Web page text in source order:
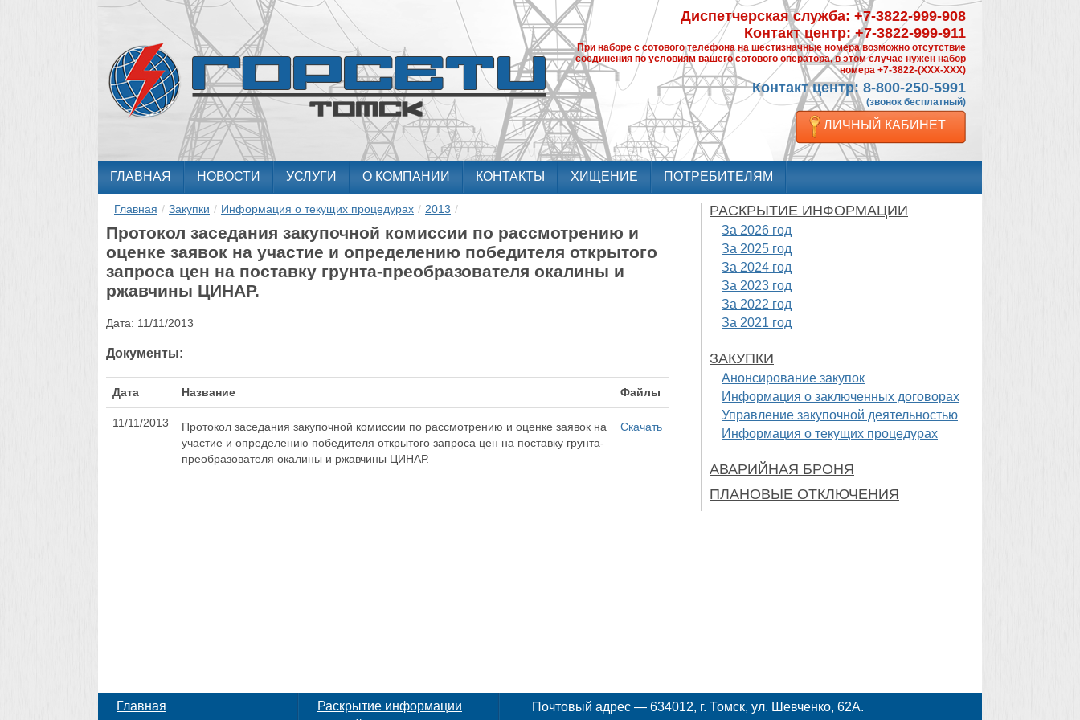
Диспетчерская служба: +7-3822-999-908
Контакт центр: +7-3822-999-911
При наборе с сотового телефона на шестизначные номера возможно отсутствие
соединения по условиям вашего сотового оператора, в этом случае нужен набор
номера +7-3822-(XXX-XXX)
Контакт центр: 8-800-250-5991
(звонок бесплатный)
ЛИЧНЫЙ КАБИНЕТ
ГЛАВНАЯ НОВОСТИ УСЛУГИ О КОМПАНИИ КОНТАКТЫ ХИЩЕНИЕ ПОТРЕБИТЕЛЯМ
Главная / Закупки / Информация о текущих процедурах / 2013 /
Протокол заседания закупочной комиссии по рассмотрению и
оценке заявок на участие и определению победителя открытого
запроса цен на поставку грунта-преобразователя окалины и
ржавчины ЦИНАР.
Дата: 11/11/2013
Документы:
Дата Название Файлы
11/11/2013
Протокол заседания закупочной комиссии по рассмотрению и оценке заявок на
участие и определению победителя открытого запроса цен на поставку грунта-
преобразователя окалины и ржавчины ЦИНАР.
Скачать
РАСКРЫТИЕ ИНФОРМАЦИИ
За 2026 год
За 2025 год
За 2024 год
За 2023 год
За 2022 год
За 2021 год
ЗАКУПКИ
Анонсирование закупок
Информация о заключенных договорах
Управление закупочной деятельностью
Информация о текущих процедурах
АВАРИЙНАЯ БРОНЯ
ПЛАНОВЫЕ ОТКЛЮЧЕНИЯ
Главная
Раскрытие информации
Почтовый адрес — 634012, г. Томск, ул. Шевченко, 62А.